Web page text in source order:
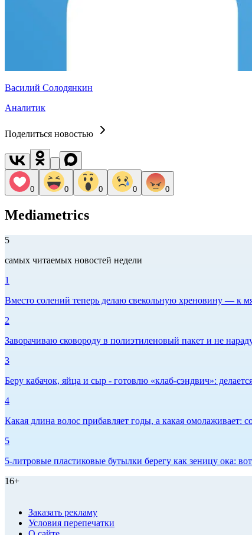
Василий Солодянкин
Аналитик
Поделиться новостью
0 0 0 0 0
Mediametrics
5
самых читаемых новостей недели
1
Вместо солений теперь делаю свекольную хреновину — к
2
Заворачиваю сковороду в полиэтиленовый пакет и не
3
Беру кабачок, яйца и сыр - готовлю «клаб-сэндвич»:
4
Какая длина волос прибавляет годы, а какая омолаживает:
5
5-литровые пластиковые бутылки берегу как зеницу ока:
16+
Заказать рекламу
Условия перепечатки